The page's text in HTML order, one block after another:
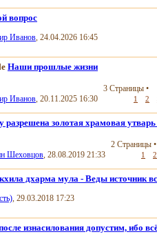
вопрос
Иванов, 24.04.2026 16:45
Наши прошлые жизни
Иванов, 20.11.2025 16:30
3 Страницы •
1 2
разрешена золотая храмовая
Шеховцов, 28.08.2019 21:33
2 Страницы •
1 2
дхарма мула - Веды источник
, 29.03.2018 17:23
изнасилования допустим, ибо